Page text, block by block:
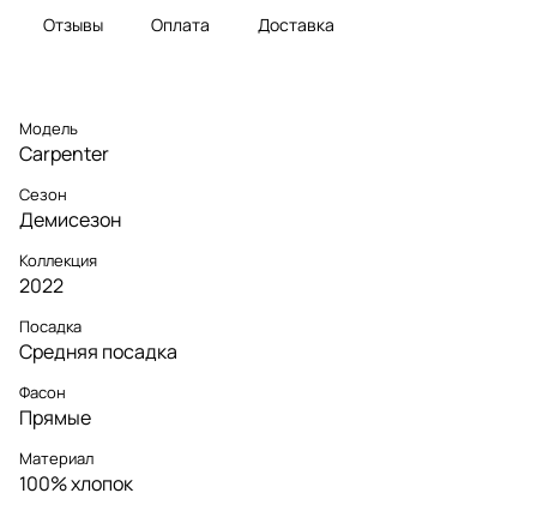
Отзывы Оплата Доставка
Модель
Carpenter
Сезон
Демисезон
Коллекция
2022
Посадка
Средняя посадка
Фасон
Прямые
Материал
100% хлопок